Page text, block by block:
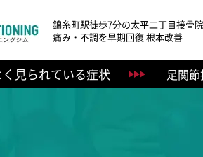
錦糸町駅徒歩7分の太平二丁目接骨院
痛み・不調を早期回復 根本改善
く見られている症状 足関節